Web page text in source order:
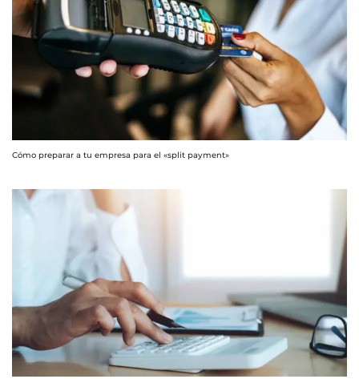
Cómo preparar a tu empresa para el «split payment»